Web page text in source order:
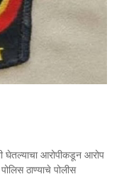
घेतल्याचा आरोपीकडून आरोप
ठाण्याचे पोलीस